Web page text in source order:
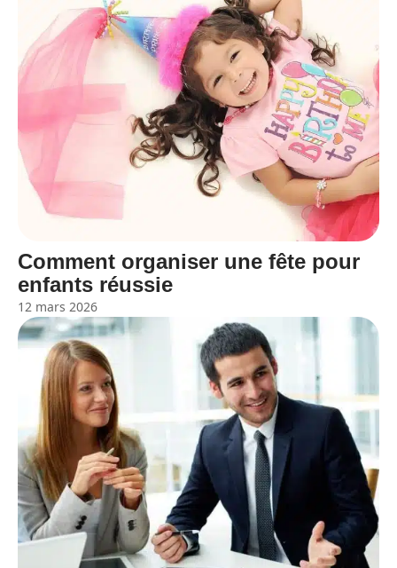
Comment organiser une fête pour
enfants réussie
12 mars 2026